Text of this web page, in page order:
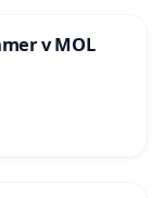
v MOL